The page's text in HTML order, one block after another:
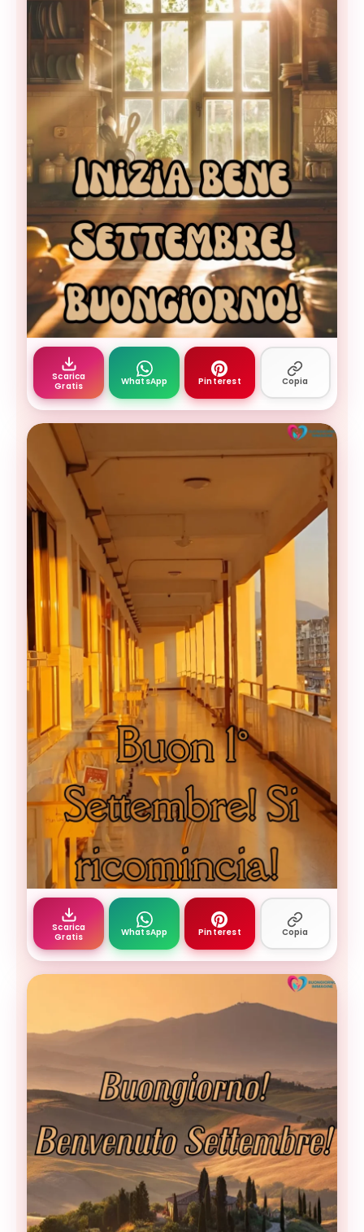
cucina rustica soleggiata con finestra aperta su
Scarica
Gratis
WhatsApp Pinterest Copia
buongiorno 1 settembre - corridoio scolastico
Scarica
Gratis
WhatsApp Pinterest Copia